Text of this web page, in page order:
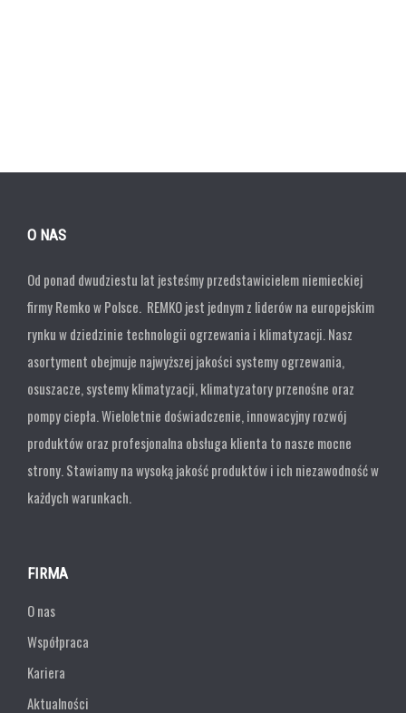
O NAS
Od ponad dwudziestu lat jesteśmy przedstawicielem niemieckiej
firmy Remko w Polsce. REMKO jest jednym z liderów na europejskim
rynku w dziedzinie technologii ogrzewania i klimatyzacji. Nasz
asortyment obejmuje najwyższej jakości systemy ogrzewania,
osuszacze, systemy klimatyzacji, klimatyzatory przenośne oraz
pompy ciepła. Wieloletnie doświadczenie, innowacyjny rozwój
produktów oraz profesjonalna obsługa klienta to nasze mocne
strony. Stawiamy na wysoką jakość produktów i ich niezawodność w
każdych warunkach.
FIRMA
O nas
Współpraca
Kariera
Aktualności